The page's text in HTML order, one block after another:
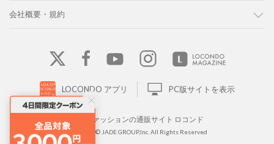
会社概要・規約
LOCONDO アプリ PC版サイトを表示
靴とファッションの通販サイト ロコンド
Copyright © JADE GROUP,Inc. All Rights Reserved